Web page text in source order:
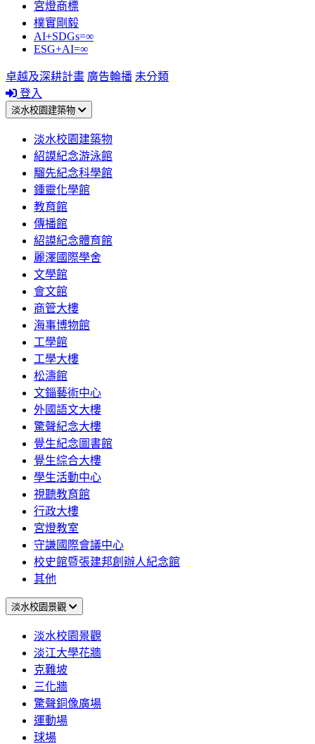
宮燈商標
樸實剛毅
AI+SDGs=∞
ESG+AI=∞
卓越及深耕計畫 廣告輪播 未分類
登入
淡水校園建築物
淡水校園建築物
紹謨紀念游泳館
騮先紀念科學館
鍾靈化學館
教育館
傳播館
紹謨紀念體育館
麗澤國際學舍
文學館
會文館
商管大樓
海事博物館
工學館
工學大樓
松濤館
文錙藝術中心
外國語文大樓
驚聲紀念大樓
覺生紀念圖書館
覺生綜合大樓
學生活動中心
視聽教育館
行政大樓
宮燈教室
守謙國際會議中心
校史館暨張建邦創辦人紀念館
其他
淡水校園景觀
淡水校園景觀
淡江大學花牆
克難坡
三化牆
驚聲銅像廣場
運動場
球場